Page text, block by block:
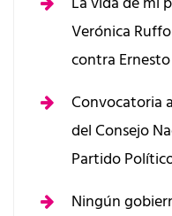
Verónica
contra
Convocatoria
del Consejo
Partido
Ningún